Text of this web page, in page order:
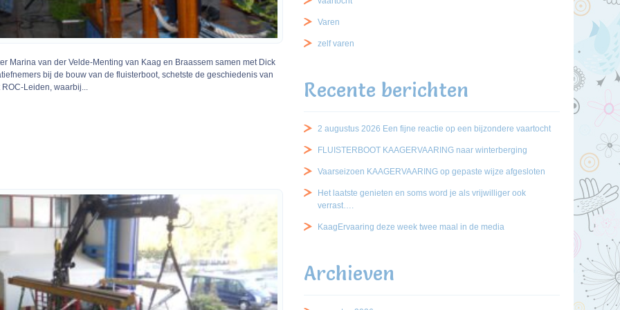
Marina van der Velde-Menting van Kaag en Braassem samen met Dick
bij de bouw van de fluisterboot, schetste de geschiedenis van
Leiden, waarbij...
Varen
zelf varen
Recente berichten
2 augustus 2026 Een fijne reactie op een bijzondere vaartocht
FLUISTERBOOT KAAGERVAARING naar winterberging
Vaarseizoen KAAGERVAARING op gepaste wijze afgesloten
Het laatste genieten en soms word je als vrijwilliger ook
verrast….
KaagErvaaring deze week twee maal in de media
Archieven